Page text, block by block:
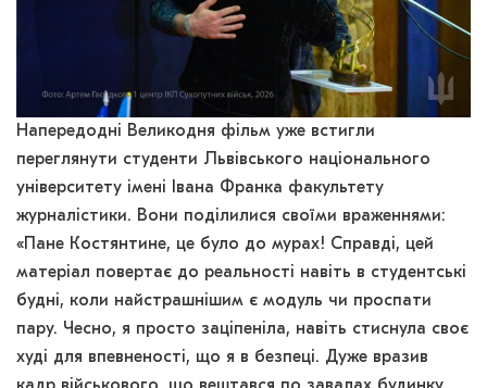
Напередодні Великодня фільм уже встигли
переглянути студенти Львівського національного
університету імені Івана Франка факультету
журналістики. Вони поділилися своїми враженнями:
«Пане Костянтине, це було до мурах! Справді, цей
матеріал повертає до реальності навіть в студентські
будні, коли найстрашнішим є модуль чи проспати
пару. Чесно, я просто заціпеніла, навіть стиснула своє
худі для впевненості, що я в безпеці. Дуже вразив